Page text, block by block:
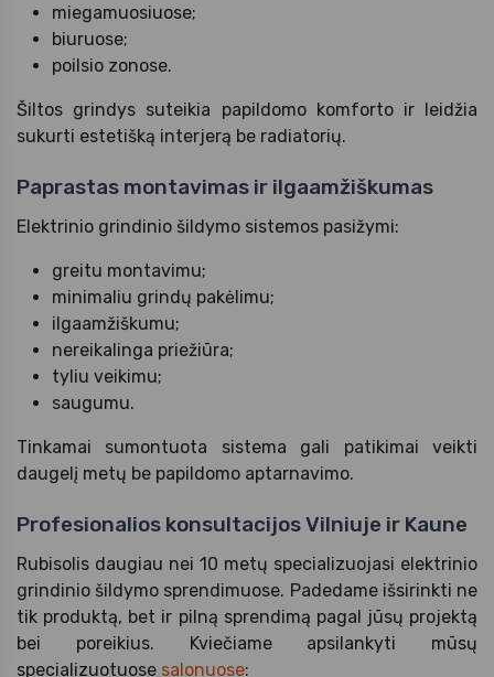
miegamuosiuose;
biuruose;
poilsio zonose.
Šiltos grindys suteikia papildomo komforto ir leidžia
sukurti estetišką interjerą be radiatorių.
Paprastas montavimas ir ilgaamžiškumas
Elektrinio grindinio šildymo sistemos pasižymi:
greitu montavimu;
minimaliu grindų pakėlimu;
ilgaamžiškumu;
nereikalinga priežiūra;
tyliu veikimu;
saugumu.
Tinkamai sumontuota sistema gali patikimai veikti
daugelį metų be papildomo aptarnavimo.
Profesionalios konsultacijos Vilniuje ir Kaune
Rubisolis daugiau nei 10 metų specializuojasi elektrinio
grindinio šildymo sprendimuose. Padedame išsirinkti ne
tik produktą, bet ir pilną sprendimą pagal jūsų projektą
bei poreikius. Kviečiame apsilankyti mūsų
specializuotuose salonuose: